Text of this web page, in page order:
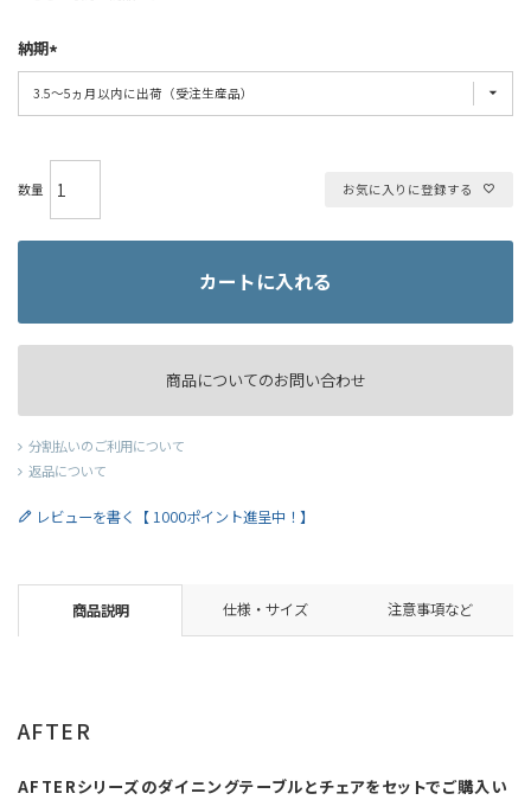
納期
お気に入りに登録する
カートに入れる
商品についてのお問い合わせ
分割払いのご利用について
返品について
レビューを書く【 1000ポイント進呈中！】
商品説明 仕様・サイズ 注意事項など
AFTER
AFTERシリーズのダイニングテーブルとチェアをセットでご購入い